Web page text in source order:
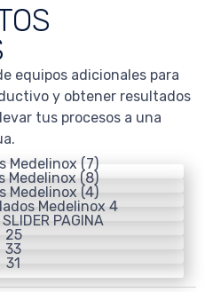
equipos adicionales para
y obtener resultados
tus procesos a una